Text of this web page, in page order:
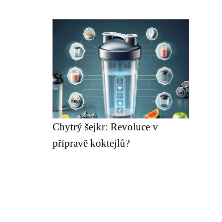
Chytrý šejkr: Revoluce v
přípravě koktejlů?